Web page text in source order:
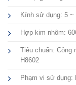
Kính sử dụng: 5 ~
Hợp kim nhôm:
Tiêu chuẩn: Công
H8602
Phạm vi sử dụng: